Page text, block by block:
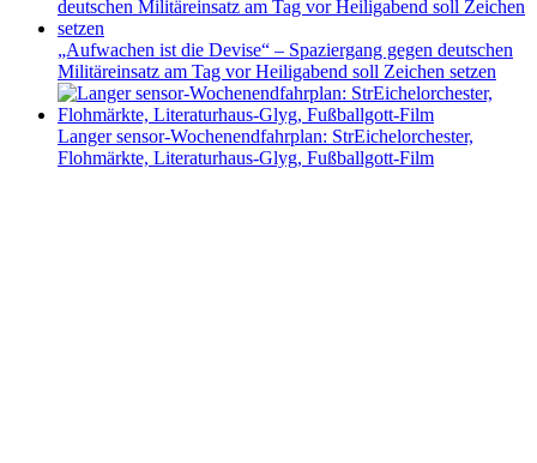
„Aufwachen ist die Devise“ – Spaziergang gegen deutschen
Militäreinsatz am Tag vor Heiligabend soll Zeichen setzen
Langer sensor-Wochenendfahrplan: StrEichelorchester,
Flohmärkte, Literaturhaus-Glyg, Fußballgott-Film